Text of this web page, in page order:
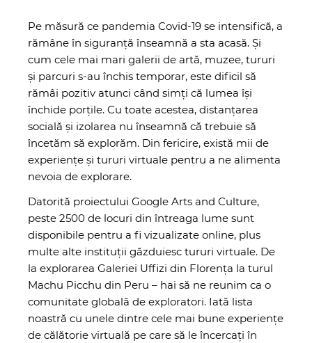
Pe măsură ce pandemia Covid-19 se intensifică, a
rămâne în siguranță înseamnă a sta acasă. Și
cum cele mai mari galerii de artă, muzee, tururi
și parcuri s-au închis temporar, este dificil să
rămâi pozitiv atunci când simți că lumea își
închide porțile. Cu toate acestea, distanțarea
socială și izolarea nu înseamnă că trebuie să
încetăm să explorăm. Din fericire, există mii de
experiențe și tururi virtuale pentru a ne alimenta
nevoia de explorare.
Datorită proiectului Google Arts and Culture,
peste 2500 de locuri din întreaga lume sunt
disponibile pentru a fi vizualizate online, plus
multe alte instituții găzduiesc tururi virtuale. De
la explorarea Galeriei Uffizi din Florența la turul
Machu Picchu din Peru – hai să ne reunim ca o
comunitate globală de exploratori. Iată lista
noastră cu unele dintre cele mai bune experiențe
de călătorie virtuală pe care să le încercați în